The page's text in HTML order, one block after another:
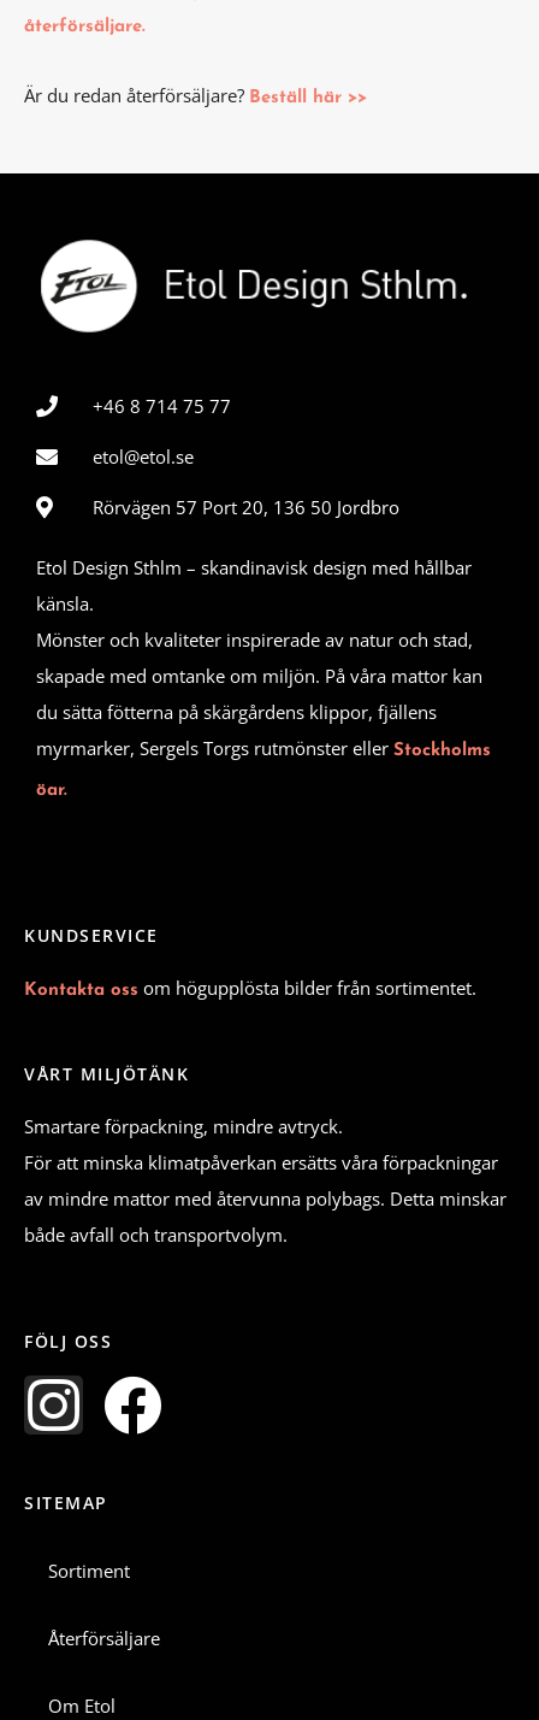
återförsäljare.
Är du redan återförsäljare? Beställ här >>
+46 8 714 75 77
etol@etol.se
Rörvägen 57 Port 20, 136 50 Jordbro
Etol Design Sthlm – skandinavisk design med hållbar
känsla.
Mönster och kvaliteter inspirerade av natur och stad,
skapade med omtanke om miljön. På våra mattor kan
du sätta fötterna på skärgårdens klippor, fjällens
myrmarker, Sergels Torgs rutmönster eller Stockholms
öar.
KUNDSERVICE
Kontakta oss om högupplösta bilder från sortimentet.
VÅRT MILJÖTÄNK
Smartare förpackning, mindre avtryck.
För att minska klimatpåverkan ersätts våra förpackningar
av mindre mattor med återvunna polybags. Detta minskar
både avfall och transportvolym.
FÖLJ OSS
I
s
t
a
g
F
b
SITEMAP
Sortiment
Återförsäljare
Om Etol